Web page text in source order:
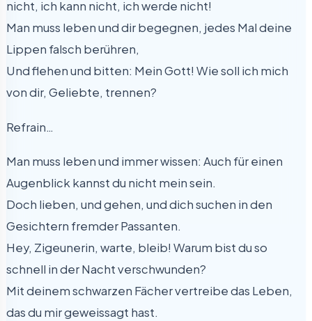
nicht, ich kann nicht, ich werde nicht!
Man muss leben und dir begegnen, jedes Mal deine
Lippen falsch berühren,
Und flehen und bitten: Mein Gott! Wie soll ich mich
von dir, Geliebte, trennen?
Refrain…
Man muss leben und immer wissen: Auch für einen
Augenblick kannst du nicht mein sein.
Doch lieben, und gehen, und dich suchen in den
Gesichtern fremder Passanten.
Hey, Zigeunerin, warte, bleib! Warum bist du so
schnell in der Nacht verschwunden?
Mit deinem schwarzen Fächer vertreibe das Leben,
das du mir geweissagt hast.